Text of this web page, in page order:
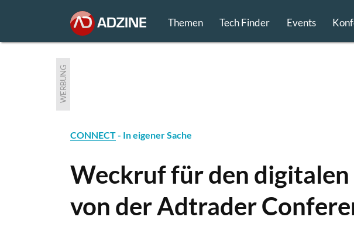
Themen Tech Finder Events
WERBUNG
CONNECT- In eigener Sache
Weckruf für den
von der Adtrader